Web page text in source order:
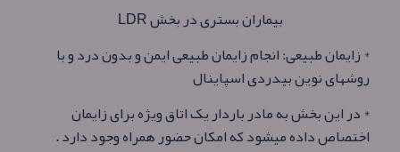
بیماران بستری در بخش LDR
* زایمان طبیعی: انجام زایمان طبیعی ایمن و بدون درد و با
روشهای نوین بیدردی اسپاینال
* در این بخش به مادر باردار یک اتاق ویژه برای زایمان
اختصاص داده میشود که امکان حضور همراه وجود دارد .